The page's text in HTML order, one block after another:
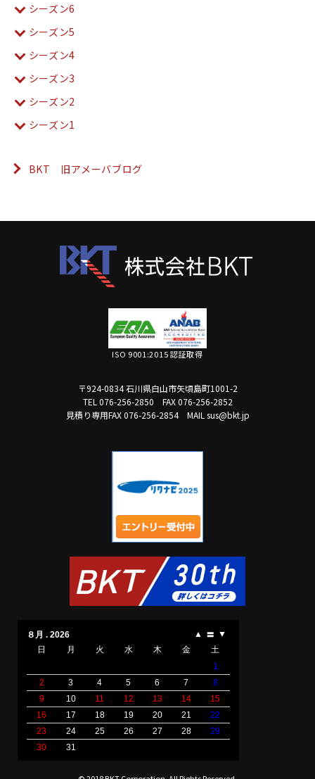
シーズン6
シーズン5
シーズン4
シーズン3
シーズン2
シーズン1
BKT 旧アメーバブログ
ISO 9001:2015 認証取得
〒924-0834 石川県白山市矢頃島町1001-2
TEL 076-256-2850
FAX 076-256-2852
見積り専用FAX 076-256-2854
MAIL sus@bkt.jp